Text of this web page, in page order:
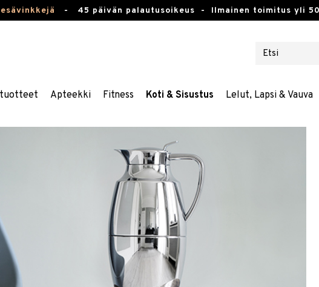
- 45 päivän palautusoikeus - Ilmainen toimitus yli
Apteekki Fitness Koti & Sisustus Lelut, Lapsi & Vauva